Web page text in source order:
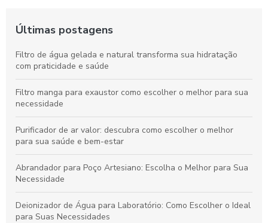
Últimas postagens
Filtro de água gelada e natural transforma sua hidratação
com praticidade e saúde
Filtro manga para exaustor como escolher o melhor para sua
necessidade
Purificador de ar valor: descubra como escolher o melhor
para sua saúde e bem-estar
Abrandador para Poço Artesiano: Escolha o Melhor para Sua
Necessidade
Deionizador de Água para Laboratório: Como Escolher o Ideal
para Suas Necessidades